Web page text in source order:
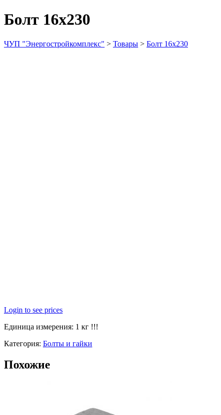
Болт 16х230
ЧУП "Энергостройкомплекс" > Товары > Болт 16х230
Login to see prices
Единица измерения: 1 кг !!!
Категория: Болты и гайки
Похожие